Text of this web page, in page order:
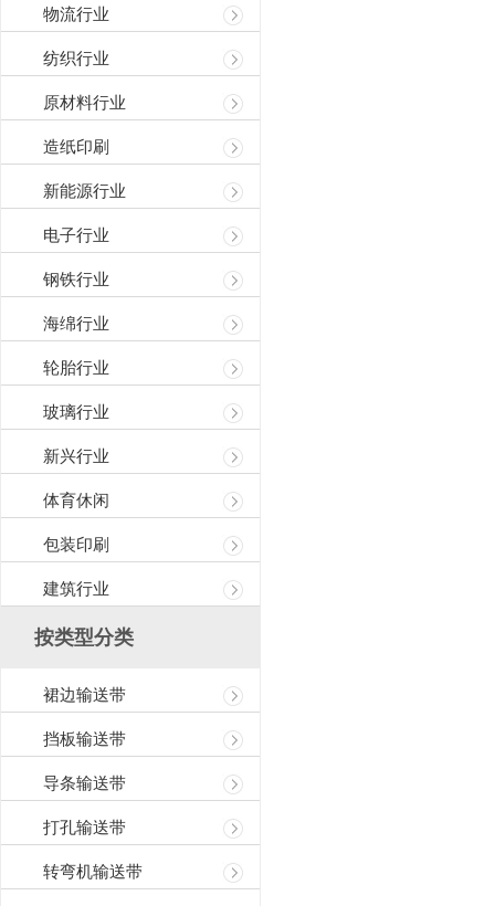
物流行业
纺织行业
原材料行业
造纸印刷
新能源行业
电子行业
钢铁行业
海绵行业
轮胎行业
玻璃行业
新兴行业
体育休闲
包装印刷
建筑行业
按类型分类
裙边输送带
挡板输送带
导条输送带
打孔输送带
转弯机输送带